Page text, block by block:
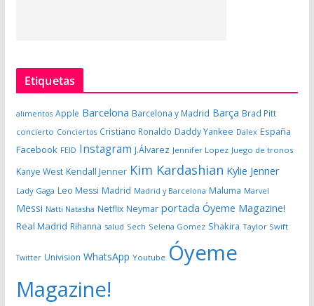
Etiquetas
alimentos Apple Barcelona Barcelona y Madrid Barça Brad Pitt
concierto Conciertos Cristiano Ronaldo Daddy Yankee Dalex España
Facebook FEID Instagram J.Álvarez Jennifer Lopez Juego de tronos
Kanye West Kendall Jenner Kim Kardashian Kylie Jenner
Lady Gaga Leo Messi Madrid Madrid y Barcelona Maluma Marvel
Messi Natti Natasha Netflix Neymar portada Óyeme Magazine!
Real Madrid Rihanna salud Sech Selena Gomez Shakira Taylor Swift
Twitter Univision WhatsApp Youtube Óyeme
Magazine!